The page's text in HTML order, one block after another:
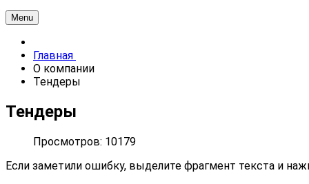
Menu
Главная
О компании
Тендеры
Тендеры
Просмотров: 10179
Если заметили ошибку, выделите фрагмент текста и